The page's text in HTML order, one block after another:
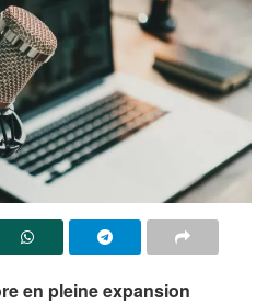
en pleine expansion